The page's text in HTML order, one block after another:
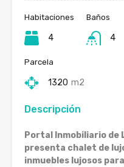
Habitaciones
4
Baños
4
Parcela
1320 m2
Descripción
Portal Inmobiliario de
presenta chalet de
inmuebles lujosos